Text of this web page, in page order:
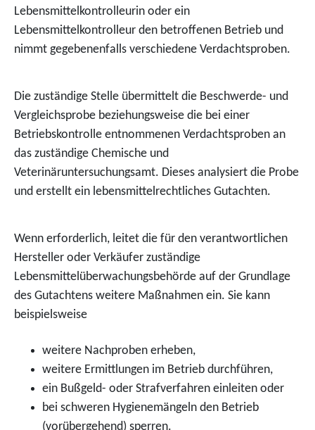
Lebensmittelkontrolleurin oder ein
Lebensmittelkontrolleur den betroffenen Betrieb und
nimmt gegebenenfalls verschiedene Verdachtsproben.
Die zuständige Stelle übermittelt die Beschwerde- und
Vergleichsprobe beziehungsweise die bei einer
Betriebskontrolle entnommenen Verdachtsproben an
das zuständige Chemische und
Veterinäruntersuchungsamt. Dieses analysiert die Probe
und erstellt ein lebensmittelrechtliches Gutachten.
Wenn erforderlich, leitet die für den verantwortlichen
Hersteller oder Verkäufer zuständige
Lebensmittelüberwachungsbehörde auf der Grundlage
des Gutachtens weitere Maßnahmen ein. Sie kann
beispielsweise
weitere Nachproben erheben,
weitere Ermittlungen im Betrieb durchführen,
ein Bußgeld- oder Strafverfahren einleiten oder
bei schweren Hygienemängeln den Betrieb
(vorübergehend) sperren.